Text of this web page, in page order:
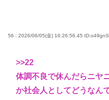
56 : 2026/06/05(金) 16:26:56.45
>>22
体調不良で休んだらニヤ
か社会人としてどうなん